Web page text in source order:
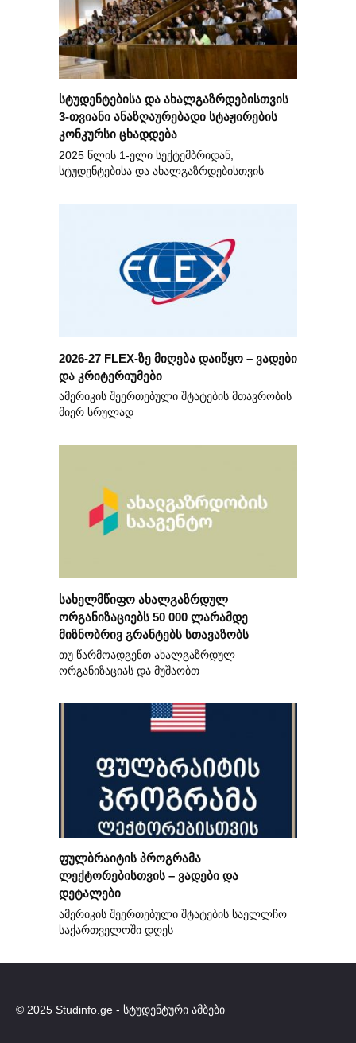
სტუდენტებისა და ახალგაზრდებისთვის
3-თვიანი ანაზღაურებადი სტაჟირების
კონკურსი ცხადდება
2025 წლის 1-ელი სექტემბრიდან,
სტუდენტებისა და ახალგაზრდებისთვის
2026-27 FLEX-ზე მიღება დაიწყო – ვადები
და კრიტერიუმები
ამერიკის შეერთებული შტატების მთავრობის
მიერ სრულად
სახელმწიფო ახალგაზრდულ
ორგანიზაციებს 50 000 ლარამდე
მიზნობრივ გრანტებს სთავაზობს
თუ წარმოადგენთ ახალგაზრდულ
ორგანიზაციას და მუშაობთ
ფულბრაიტის პროგრამა
ლექტორებისთვის – ვადები და
დეტალები
ამერიკის შეერთებული შტატების საელლჩო
საქართველოში დღეს
© 2025 Studinfo.ge - სტუდენტური ამბები